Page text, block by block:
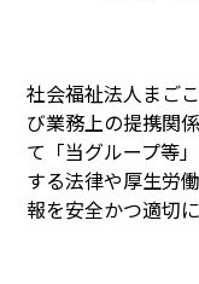
社会福祉法人まご
び業務上の提携関
て「当グループ等
する法律や厚生労
報を安全かつ適切